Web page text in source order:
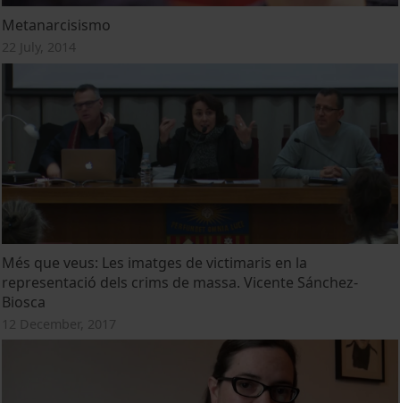
Metanarcisismo
22 July, 2014
Més que veus: Les imatges de victimaris en la
representació dels crims de massa. Vicente Sánchez-
Biosca
12 December, 2017